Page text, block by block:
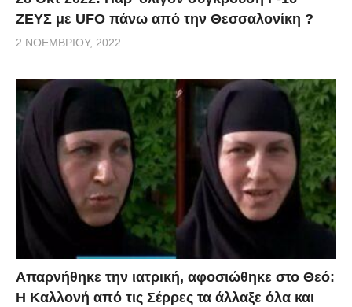
ΖΕΥΣ με UFO πάνω από την Θεσσαλονίκη ?
2 ΝΟΕΜΒΡΊΟΥ, 2022
Απαρνήθηκε την ιατρική, αφοσιώθηκε στο Θεό:
Η Καλλονή από τις Σέρρες τα άλλαξε όλα και